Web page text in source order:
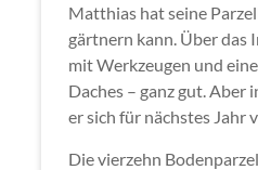
Matthias hat seine
gärtnern kann. Über das
mit Werkzeugen und
Daches – ganz gut. Aber
er sich für nächstes Jahr
Die vierzehn